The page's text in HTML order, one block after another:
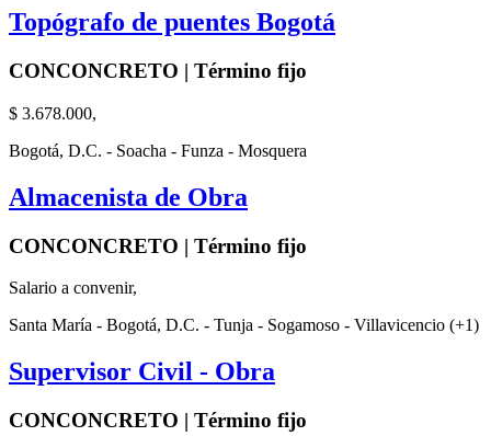
Topógrafo de puentes Bogotá
CONCONCRETO | Término fijo
$ 3.678.000,
Bogotá, D.C. - Soacha - Funza - Mosquera
Almacenista de Obra
CONCONCRETO | Término fijo
Salario a convenir,
Santa María - Bogotá, D.C. - Tunja - Sogamoso - Villavicencio (+1)
Supervisor Civil - Obra
CONCONCRETO | Término fijo